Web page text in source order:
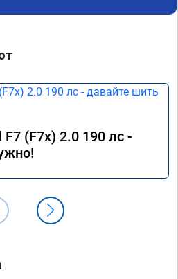
(F7x) 2.0 190 лс -